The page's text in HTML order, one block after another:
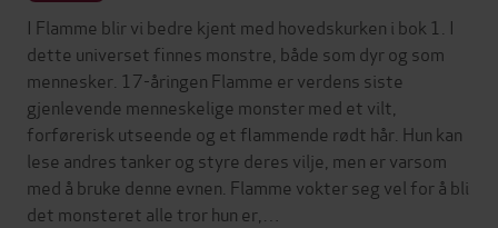
I Flamme blir vi bedre kjent med hovedskurken i bok 1. I
dette universet finnes monstre, både som dyr og som
mennesker. 17-åringen Flamme er verdens siste
gjenlevende menneskelige monster med et vilt,
forførerisk utseende og et flammende rødt hår. Hun kan
lese andres tanker og styre deres vilje, men er varsom
med å bruke denne evnen. Flamme vokter seg vel for å bli
det monsteret alle tror hun er,…